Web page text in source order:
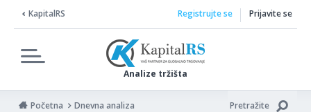
KapitalRS
Analize tržišta
Registrujte se Prijavite se
Početna Dnevna analiza Pretražite